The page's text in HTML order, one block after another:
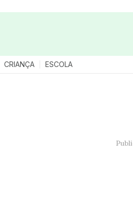
CRIANÇA ESCOLA